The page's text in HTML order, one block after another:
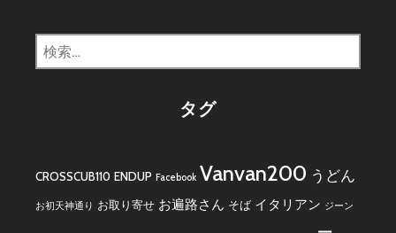
検
索:
タグ
CROSSCUB110 ENDUP Facebook Vanvan200 うどん
お初天神通り お取り寄せ お遍路さん そば イタリアン ジーン